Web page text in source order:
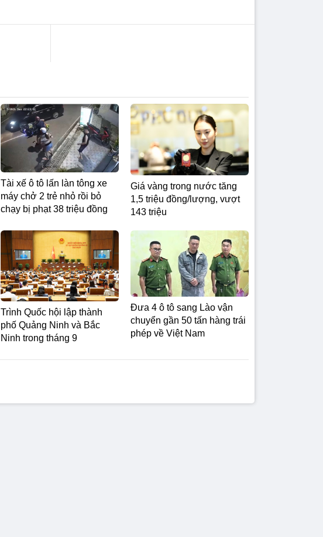
Tài xế ô tô lấn làn tông xe
máy chở 2 trẻ nhỏ rồi bỏ
chạy bị phạt 38 triệu đồng
Giá vàng trong nước tăng
1,5 triệu đồng/lượng, vượt
143 triệu
Trình Quốc hội lập thành
phố Quảng Ninh và Bắc
Ninh trong tháng 9
Đưa 4 ô tô sang Lào vận
chuyển gần 50 tấn hàng trái
phép về Việt Nam